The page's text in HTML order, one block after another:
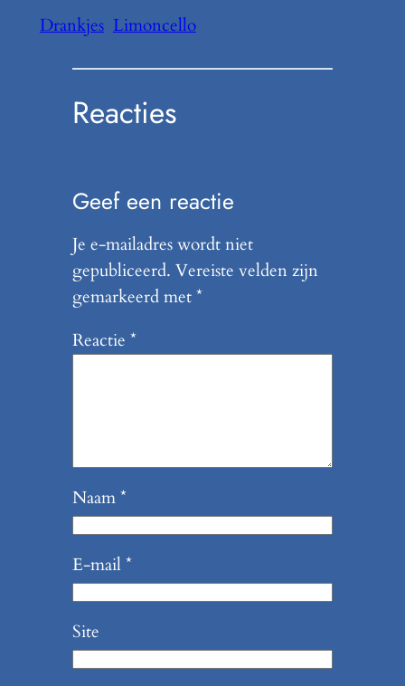
Drankjes Limoncello
Reacties
Geef een reactie
Je e-mailadres wordt niet
gepubliceerd. Vereiste velden zijn
gemarkeerd met*
Reactie *
Naam*
E-mail*
Site